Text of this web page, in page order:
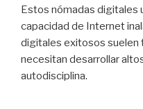
Estos nómadas digitales
capacidad de Internet
digitales exitosos suelen
necesitan desarrollar
autodisciplina.